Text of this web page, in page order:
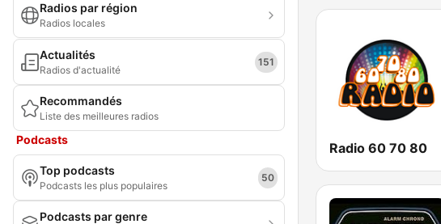
Radios par région
Radios locales
Actualités
Radios d'actualité
151
Recommandés
Liste des meilleures radios
Podcasts
Top podcasts
Podcasts les plus populaires
50
Podcasts par genre
Radio 60 70 80